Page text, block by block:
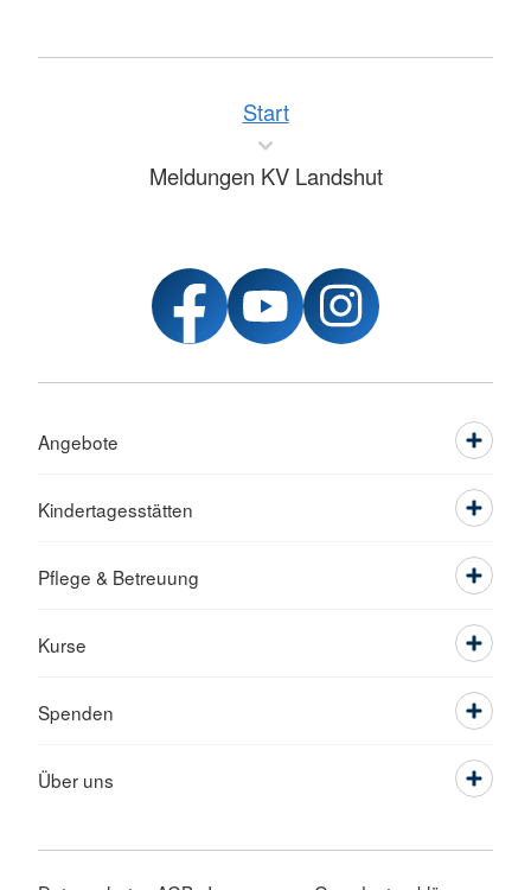
Start
Meldungen KV Landshut
Angebote
Kindertagesstätten
Pflege & Betreuung
Kurse
Spenden
Über uns